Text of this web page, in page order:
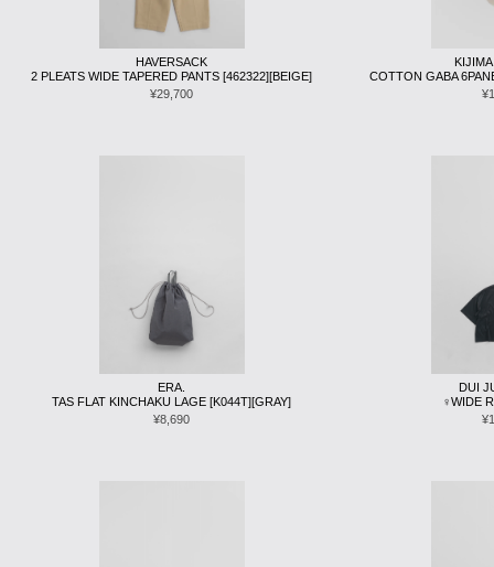
HAVERSACK
2 PLEATS WIDE TAPERED PANTS [462322][BEIGE]
¥29,700
COTTON GABA
ERA.
TAS FLAT KINCHAKU LAGE [K044T][GRAY]
¥8,690
DUI
♀WIDE